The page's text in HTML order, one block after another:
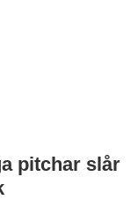
pitchar slår